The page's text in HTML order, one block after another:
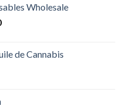
€400.00
à
Wholesale
Plage
€350.00
de Cannabis